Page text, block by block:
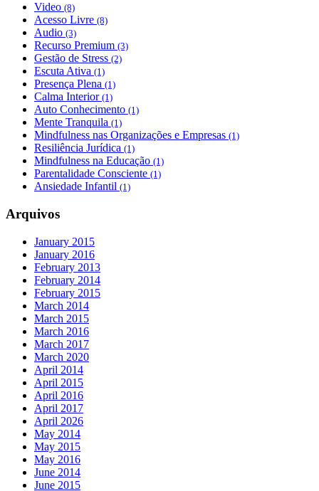
Video (8)
Acesso Livre (8)
Audio (3)
Recurso Premium (3)
Gestão de Stress (2)
Escuta Ativa (1)
Presença Plena (1)
Calma Interior (1)
Auto Conhecimento (1)
Mente Tranquila (1)
Mindfulness nas Organizações e Empresas (1)
Resiliência Jurídica (1)
Mindfulness na Educação (1)
Parentalidade Consciente (1)
Ansiedade Infantil (1)
Arquivos
January 2015
January 2016
February 2013
February 2014
February 2015
March 2014
March 2015
March 2016
March 2017
March 2020
April 2014
April 2015
April 2016
April 2017
April 2026
May 2014
May 2015
May 2016
June 2014
June 2015